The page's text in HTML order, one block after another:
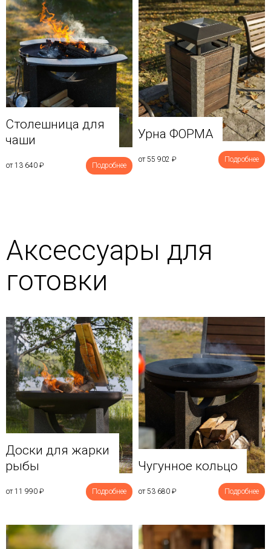
Столешница для
чаши
от 13 640 ₽ Подробнее
Урна ФОРМА
от 55 902 ₽ Подробнее
Аксессуары для
готовки
Доски для жарки
рыбы
от 11 990 ₽ Подробнее
Чугунное кольцо
от 53 680 ₽ Подробнее